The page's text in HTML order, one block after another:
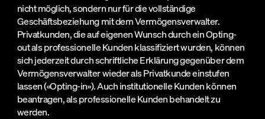
nicht möglich, sondern nur für die vollständige
Geschäftsbeziehung mit dem Vermögensverwalter.
Privatkunden, die auf eigenen Wunsch durch ein Opting-
out als professionelle Kunden klassifiziert wurden, können
sich jederzeit durch schriftliche Erklärung gegenüber dem
Vermögensverwalter wieder als Privatkunde einstufen
lassen («Opting-in»). Auch institutionelle Kunden können
beantragen, als professionelle Kunden behandelt zu
werden.